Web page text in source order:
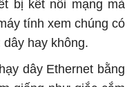
bị kết nối mạng mà
tính xem chúng có
hay không.
dây Ethernet bằng